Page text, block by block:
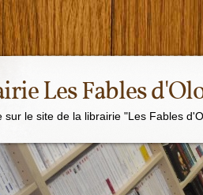
Les Fables
sur le site de la librairie "Les Fables